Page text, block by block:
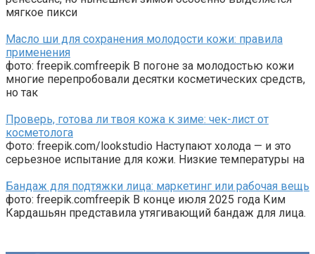
мягкое пикси
Масло ши для сохранения молодости кожи: правила
применения
фото: freepik.comfreepik В погоне за молодостью кожи
многие перепробовали десятки косметических средств,
но так
Проверь, готова ли твоя кожа к зиме: чек-лист от
косметолога
Фото: freepik.com/lookstudio Наступают холода — и это
серьезное испытание для кожи. Низкие температуры на
Бандаж для подтяжки лица: маркетинг или рабочая вещь
фото: freepik.comfreepik В конце июля 2025 года Ким
Кардашьян представила утягивающий бандаж для лица.